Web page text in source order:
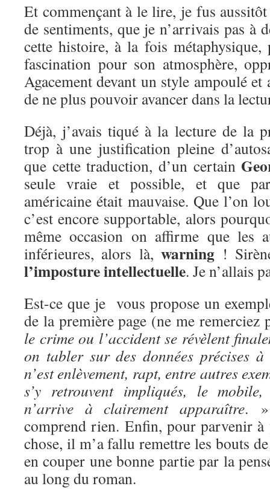
Et commençant à le lire, je fus
de sentiments, que je n’arrivais pas à
cette histoire, à la fois
fascination pour son atmosphère,
Agacement devant un style ampoulé
de ne plus pouvoir avancer dans la
Déjà, j’avais tiqué à la lecture de la
trop à une justification pleine
que cette traduction, d’un certain
seule vraie et possible, et que
américaine était mauvaise. Que l’on
c’est encore supportable, alors
même occasion on affirme que les
inférieures, alors là,warning !
l’imposture intellectuelle. Je n’allais
Est-ce que je vous propose un
de la première page (ne me
le crime ou l’accident se révèlent
on tabler sur des données précises
n’est enlèvement, rapt, entre autres
s’y retrouvent impliqués, le
n’arrive à clairement apparaître. »
comprend rien. Enfin, pour parvenir à
chose, il m’a fallu remettre les bouts
en couper une bonne partie par la
au long du roman.